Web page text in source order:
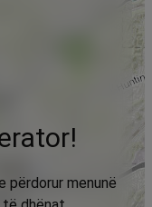
përdorur menunë